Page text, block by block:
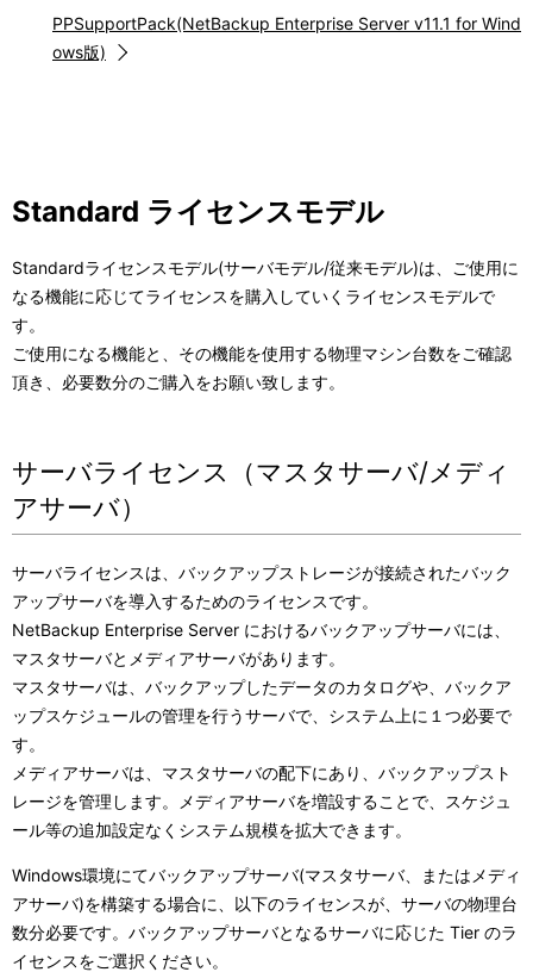
PPSupportPack(NetBackup Enterprise Server v11.1 for Wind
ows版)
Standard ライセンスモデル
Standardライセンスモデル(サーバモデル/従来モデル)は、ご使用に
なる機能に応じてライセンスを購入していくライセンスモデルで
す。
ご使用になる機能と、その機能を使用する物理マシン台数をご確認
頂き、必要数分のご購入をお願い致します。
サーバライセンス（マスタサーバ/メディ
アサーバ）
サーバライセンスは、バックアップストレージが接続されたバック
アップサーバを導入するためのライセンスです。
NetBackup Enterprise Server におけるバックアップサーバには、
マスタサーバとメディアサーバがあります。
マスタサーバは、バックアップしたデータのカタログや、バックア
ップスケジュールの管理を行うサーバで、システム上に１つ必要で
す。
メディアサーバは、マスタサーバの配下にあり、バックアップスト
レージを管理します。メディアサーバを増設することで、スケジュ
ール等の追加設定なくシステム規模を拡大できます。
Windows環境にてバックアップサーバ(マスタサーバ、またはメディ
アサーバ)を構築する場合に、以下のライセンスが、サーバの物理台
数分必要です。バックアップサーバとなるサーバに応じた Tier のラ
イセンスをご選択ください。